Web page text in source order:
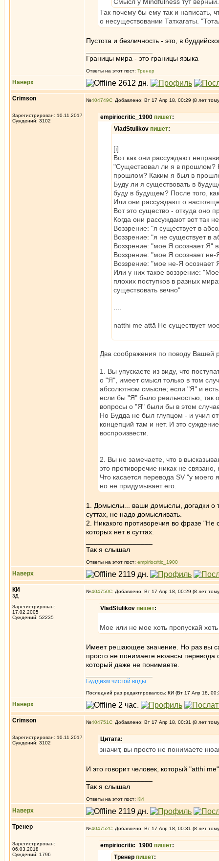
Так почему бы ему так и написать,
о несуществовании Татхагаты.
Пустота и безличность - это, в
Границы мира - это границы языка
Ответы на этот пост: Тренер
Наверх
Crimson
Зарегистрирован: 10.11.2017
Суждений: 3102
№404749 Добавлено: Вт 17 Апр 18, 00:29 (8 лет
empiriocritic_1900 пишет:
VladStulikov пишет:
[i]
Вот как они рассуждают
"Существовал ли я в
прошлом? Каким я был в
Буду ли я существовать в
буду в будущем? После того,
Или они рассуждают о
Вот это существо - откуда оно
Когда они рассуждают вот так
Воззрение: "я существует в
Воззрение: "я не существует в
Воззрение: "мое Я осознает Я"
Воззрение: "мое Я осознает не-
Воззрение: "мое не-Я осознает
Или у них такое воззрение:
плохих поступков в разных
существовать вечно"
natthi me attā Не существует
Два соображения по поводу Вашей
1. Вы упускаете из виду, что
о "Я", имеет смысл только в том
абсолютном смысле; если "Я" и есть
если бы "Я" было реальностью, так
вопросы о "Я" были бы в этом
Но Будда не был глупцом - и учил
концепций там и нет. И это
воспроизвести.
2. Вы не замечаете, что в
это противоречие никак не
Что касается перевода SV "у моего
но не придумывает его.
1. Домыслы... ваши домыслы, догадки о
суттах, не надо домысливать.
2. Никакого противоречия во фразе "Не
которых нет в суттах.
Так я слышал
Ответы на этот пост: empiriocritic_1900
Наверх
КИ
3Д
Зарегистрирован:
17.02.2005
Суждений: 52235
№404750 Добавлено: Вт 17 Апр 18, 00:29 (8 лет
VladStulikov пишет:
Мое или не мое хоть пропускай
Имеет решающее значение. Но раз вы
просто не понимаете нюансы
который даже не понимаете.
Буддизм чистой воды
Последний раз редактировалось: КИ (Вт 17 Апр 18,
Наверх
Crimson
Зарегистрирован: 10.11.2017
Суждений: 3102
№404751 Добавлено: Вт 17 Апр 18, 00:31 (8 лет
Цитата:
значит, вы просто не понимаете
И это говорит человек, который "atthi
Так я слышал
Ответы на этот пост: КИ
Наверх
Тренер
Зарегистрирован:
06.03.2018
Суждений: 1796
№404752 Добавлено: Вт 17 Апр 18, 00:31 (8 лет
empiriocritic_1900 пишет:
Тренер пишет: